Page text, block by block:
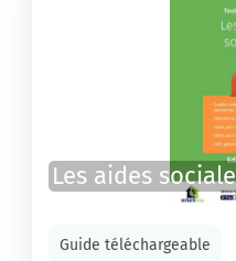
Les aides
Guide téléchargeable